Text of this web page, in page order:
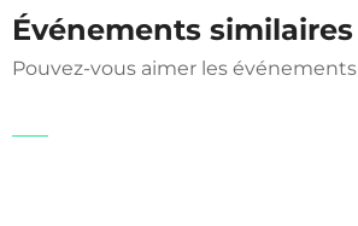
Événements similaires
Pouvez-vous aimer les événements